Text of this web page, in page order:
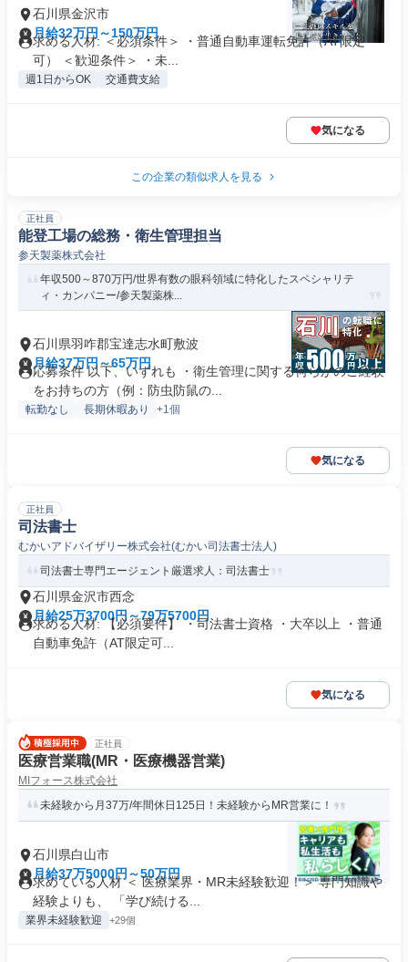
石川県金沢市
月給32万円～150万円
求める人材: ＜必須条件＞ ・普通自動車運転免許（AT限定
可） ＜歓迎条件＞ ・未...
週1日からOK 交通費支給
気になる
この企業の類似求人を見る
正社員
能登工場の総務・衛生管理担当
参天製薬株式会社
年収500～870万円/世界有数の眼科領域に特化したスペシャリテ
ィ・カンパニー/参天製薬株...
石川県羽咋郡宝達志水町敷波
月給37万円～65万円
応募条件 以下、いずれも ・衛生管理に関する何らかのご経験
をお持ちの方（例：防虫防鼠の...
転勤なし 長期休暇あり +1個
気になる
正社員
司法書士
むかいアドバイザリー株式会社(むかい司法書士法人)
司法書士専門エージェント厳選求人：司法書士
石川県金沢市西念
月給25万3700円～79万5700円
求める人材: 【必須要件】 ・司法書士資格 ・大卒以上 ・普通
自動車免許（AT限定可...
気になる
正社員
医療営業職(MR・医療機器営業)
MIフォース株式会社
未経験から月37万/年間休日125日！未経験からMR営業に！
石川県白山市
月給37万5000円～50万円
求めている人材 ＜ 医療業界・MR未経験歓迎！＞ 専門知識や
経験よりも、 「学び続ける...
業界未経験歓迎 +29個